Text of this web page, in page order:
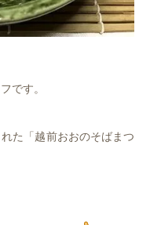
です。
た「越前おおのそばまつ